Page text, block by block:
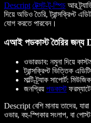
Descript টেক্সট-টু-স্পিচ আর
দিয়ে অডিও তৈরি, ট্রান্সক্রিপ্ট
যোগ করতে পারবেন।
এআই পডকাস্ট তৈরির জন্য
ওভারডাব: নমুনা দিয়ে
ট্রান্সক্রিপ্ট ভিত্তিক
মাল্টি-ট্র্যাক সাপোর্ট:
জনপ্রিয় পডকাস্ট
Descript বেশি মানায় তাদের, যারা
ওভার, বহু-স্পিকার সংলাপ, বা